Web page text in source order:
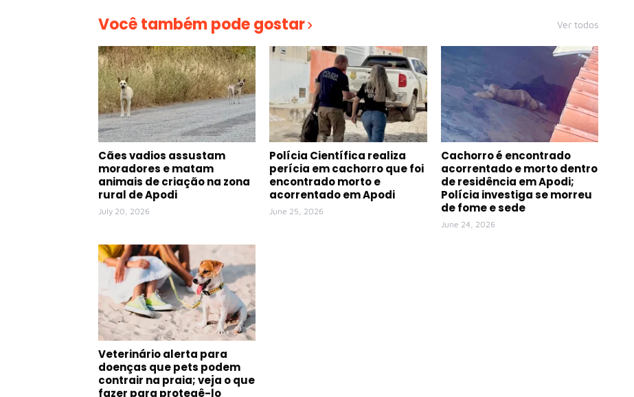
Você também pode gostar Ver todos
Cães vadios assustam
moradores e matam
animais de criação na zona
rural de Apodi
July 20, 2026
Polícia Científica realiza
perícia em cachorro que foi
encontrado morto e
acorrentado em Apodi
June 25, 2026
Cachorro é encontrado
acorrentado e morto dentro
de residência em Apodi;
Polícia investiga se morreu
de fome e sede
June 24, 2026
Veterinário alerta para
doenças que pets podem
contrair na praia; veja o que
fazer para protegê-lo